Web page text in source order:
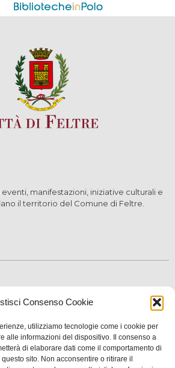
Consenso Cookie
utilizziamo tecnologie come i cookie per
alle informazioni del dispositivo. Il consenso a
di elaborare dati come il comportamento di
sito. Non acconsentire o ritirare il
manifestazioni, iniziative culturali e
il territorio del Comune di Feltre.